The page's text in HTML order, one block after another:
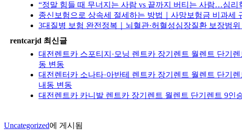
“정말 힘들 때 무너지는 사람 vs 끝까지 버티는 사람…심리
종신보험으로 상속세 절세하는 방법｜사망보험금 비과세
3대질병 보험 완전정복｜뇌혈관·허혈성심장질환 보장범
rentcarjd 최신글
대전렌트카 스포티지·모닝 렌트카 장기렌트 월렌트 단기
동 변동
대전렌터카 소나타·아반테 렌트카 장기렌트 월렌트 단기
내동 변동
대전렌트카 카니발 렌트카 장기렌트 월렌트 단기렌트 9인
Uncategorized에 게시됨